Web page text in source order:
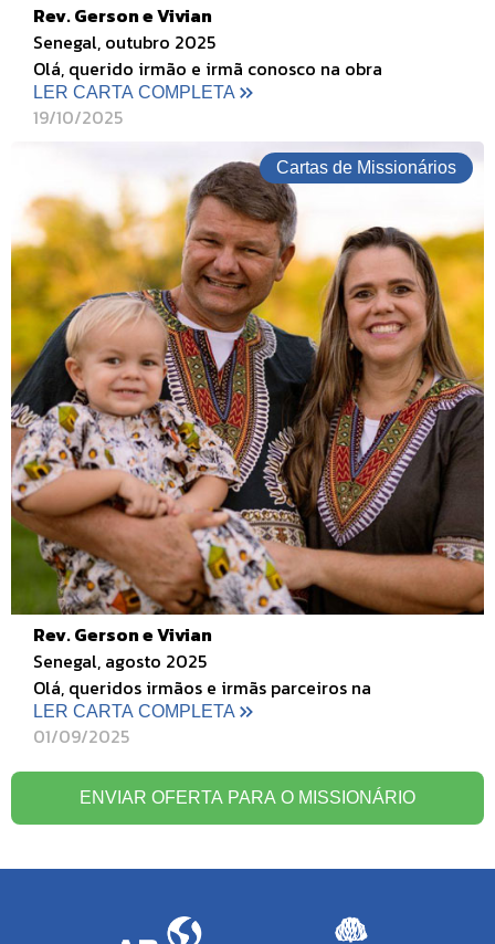
Rev. Gerson e Vivian
Senegal, outubro 2025
Olá, querido irmão e irmã conosco na obra
LER CARTA COMPLETA
19/10/2025
Cartas de Missionários
Rev. Gerson e Vivian
Senegal, agosto 2025
Olá, queridos irmãos e irmãs parceiros na
LER CARTA COMPLETA
01/09/2025
ENVIAR OFERTA PARA O MISSIONÁRIO